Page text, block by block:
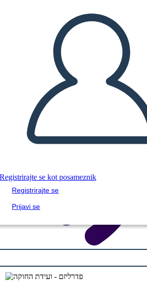
Registrirajte se kot posameznik
Registrirajte se
Prijavi se
DIAPROJEKCIJE
PREBERI MI